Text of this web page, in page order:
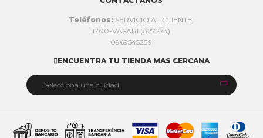
Teléfonos: SERVICIO AL CLIENTE:
1700-VASARI (827274)
0969545239
ENCUENTRA TU TIENDA MAS CERCANA
Selecciona una ciudad 
Cuenca